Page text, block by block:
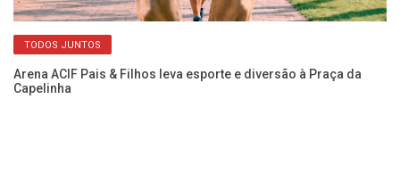
TODOS JUNTOS
Arena ACIF Pais & Filhos leva esporte e diversão à Praça da
Capelinha